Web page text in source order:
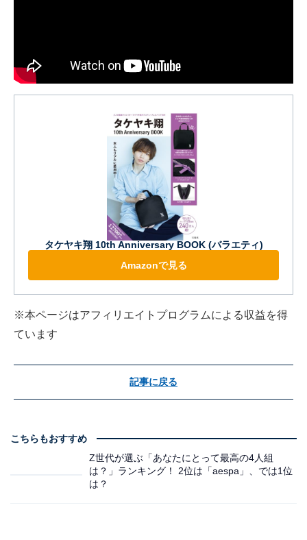
タケヤキ翔 10th Anniversary BOOK (バラエティ)
Amazonで見る
※本ページはアフィリエイトプログラムによる収益を得
ています
記事に戻る
こちらもおすすめ
Z世代が選ぶ「あなたにとって最高の4人組
は？」ランキング！ 2位は「aespa」、では1位
は？